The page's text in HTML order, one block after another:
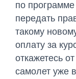
по
передать
такому
оплату за
откажетесь
самолет уже